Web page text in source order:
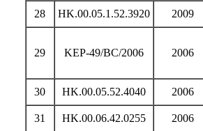
28 HK.00.05.1.52.3920 2009
29 KEP-49/BC/2006 2006
30
HK.00.05.52.4040 2006
31 HK.00.06.42.0255 2006